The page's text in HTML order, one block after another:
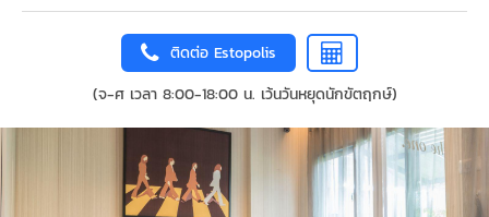
ติดต่อ Estopolis
(จ-ศ เวลา 8:00-18:00 น. เว้นวันหยุดนักขัตฤกษ์)